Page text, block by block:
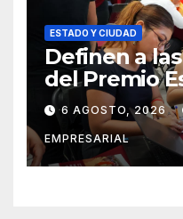
ESTADO Y CIUDAD
Definen a
del Premio
Juventudes
6 AGOSTO, 2026
EMPRESARIAL